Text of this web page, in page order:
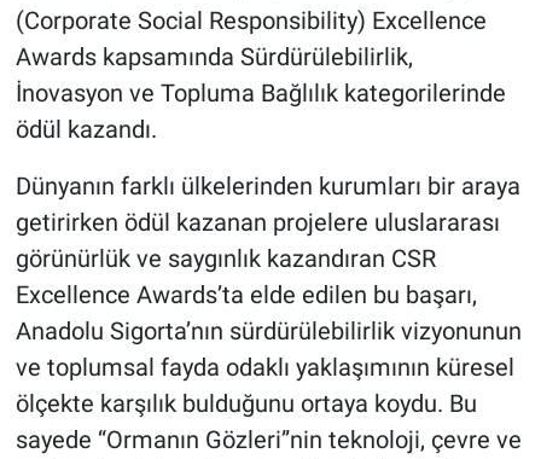
(Corporate Social Responsibility) Excellence
Awards kapsamında Sürdürülebilirlik,
İnovasyon ve Topluma Bağlılık kategorilerinde
ödül kazandı.
Dünyanın farklı ülkelerinden kurumları bir araya
getirirken ödül kazanan projelere uluslararası
görünürlük ve saygınlık kazandıran CSR
Excellence Awards’ta elde edilen bu başarı,
Anadolu Sigorta’nın sürdürülebilirlik vizyonunun
ve toplumsal fayda odaklı yaklaşımının küresel
ölçekte karşılık bulduğunu ortaya koydu. Bu
sayede “Ormanın Gözleri”nin teknoloji, çevre ve